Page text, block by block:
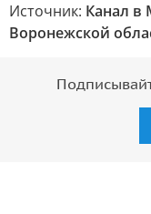
Источник: Канал в
Воронежской